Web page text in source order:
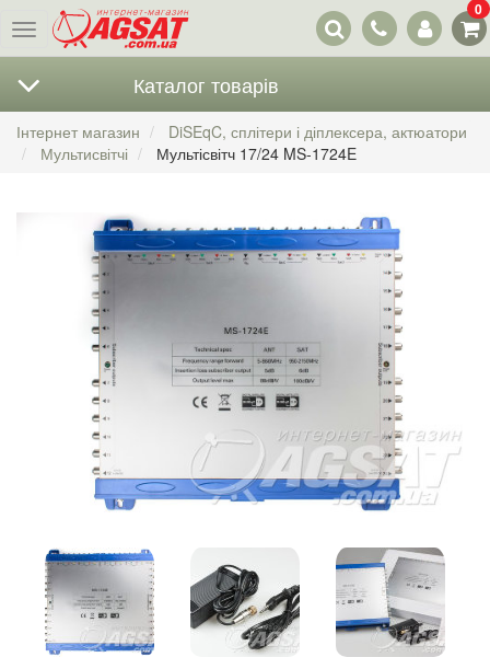
Меню
Наші
контакти
0
Каталог товарів
Інтернет магазин
DiSEqC, сплітери і діплексера, актюатори
Мультисвітчі
Мультісвітч 17/24 MS-1724E